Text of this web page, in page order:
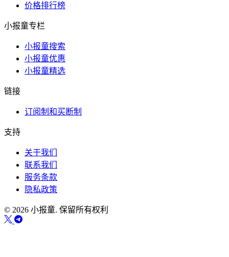
价格排行榜
小报童专栏
小报童搜索
小报童优惠
小报童精选
链接
订阅制和买断制
支持
关于我们
联系我们
服务条款
隐私政策
© 2026 小报童. 保留所有权利